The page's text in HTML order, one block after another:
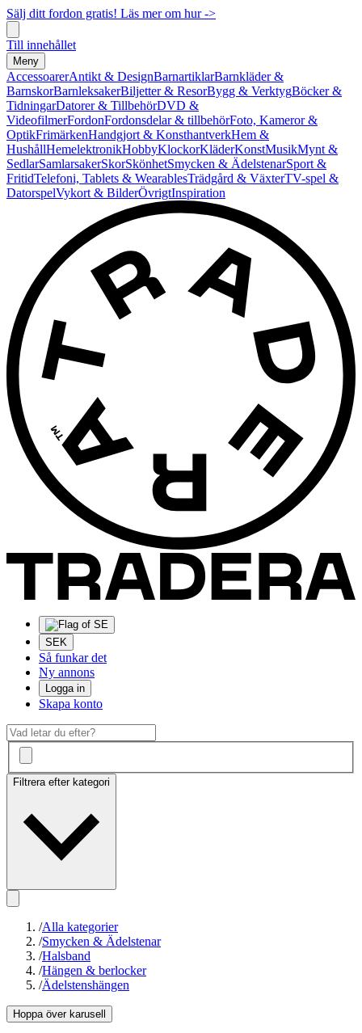
Sälj ditt fordon gratis! Läs mer om hur ->
Till innehållet
Meny
AccessoarerAntikt & DesignBarnartiklarBarnkläder &
BarnskorBarnleksakerBiljetter & ResorBygg & VerktygBöcker &
TidningarDatorer & TillbehörDVD &
VideofilmerFordonFordonsdelar & tillbehörFoto, Kameror &
OptikFrimärkenHandgjort & KonsthantverkHem &
HushållHemelektronikHobbyKlockorKläderKonstMusikMynt &
SedlarSamlarsakerSkorSkönhetSmycken & ÄdelstenarSport &
FritidTelefoni, Tablets & WearablesTrädgård & VäxterTV-spel &
DatorspelVykort & BilderÖvrigtInspiration
SEK
Så funkar det
Ny annons
Logga in
Skapa konto
Filtrera efter kategori
/Alla kategorier
/Smycken & Ädelstenar
/Halsband
/Hängen & berlocker
/Ädelstenshängen
Hoppa över karusell